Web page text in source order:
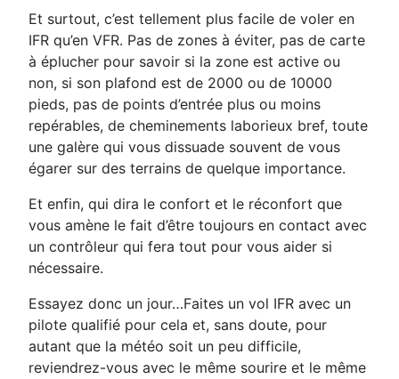
Et surtout, c’est tellement plus facile de voler en
IFR qu’en VFR. Pas de zones à éviter, pas de carte
à éplucher pour savoir si la zone est active ou
non, si son plafond est de 2000 ou de 10000
pieds, pas de points d’entrée plus ou moins
repérables, de cheminements laborieux bref, toute
une galère qui vous dissuade souvent de vous
égarer sur des terrains de quelque importance.
Et enfin, qui dira le confort et le réconfort que
vous amène le fait d’être toujours en contact avec
un contrôleur qui fera tout pour vous aider si
nécessaire.
Essayez donc un jour…Faites un vol IFR avec un
pilote qualifié pour cela et, sans doute, pour
autant que la météo soit un peu difficile,
reviendrez-vous avec le même sourire et le même